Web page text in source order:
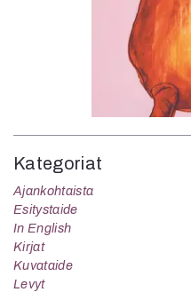
Kategoriat
Ajankohtaista
Esitystaide
In English
Kirjat
Kuvataide
Levyt